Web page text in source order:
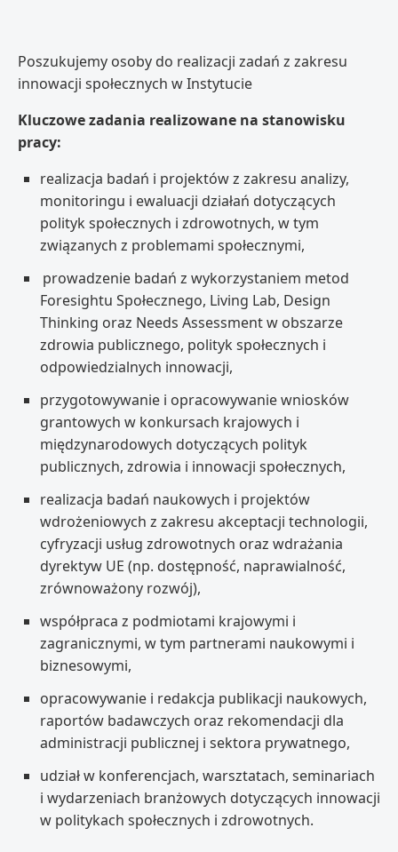
Poszukujemy osoby do realizacji zadań z zakresu
innowacji społecznych w Instytucie
Kluczowe zadania realizowane na stanowisku
pracy:
realizacja badań i projektów z zakresu analizy,
monitoringu i ewaluacji działań dotyczących
polityk społecznych i zdrowotnych, w tym
związanych z problemami społecznymi,
prowadzenie badań z wykorzystaniem metod
Foresightu Społecznego, Living Lab, Design
Thinking oraz Needs Assessment w obszarze
zdrowia publicznego, polityk społecznych i
odpowiedzialnych innowacji,
przygotowywanie i opracowywanie wniosków
grantowych w konkursach krajowych i
międzynarodowych dotyczących polityk
publicznych, zdrowia i innowacji społecznych,
realizacja badań naukowych i projektów
wdrożeniowych z zakresu akceptacji technologii,
cyfryzacji usług zdrowotnych oraz wdrażania
dyrektyw UE (np. dostępność, naprawialność,
zrównoważony rozwój),
współpraca z podmiotami krajowymi i
zagranicznymi, w tym partnerami naukowymi i
biznesowymi,
opracowywanie i redakcja publikacji naukowych,
raportów badawczych oraz rekomendacji dla
administracji publicznej i sektora prywatnego,
udział w konferencjach, warsztatach, seminariach
i wydarzeniach branżowych dotyczących innowacji
w politykach społecznych i zdrowotnych.